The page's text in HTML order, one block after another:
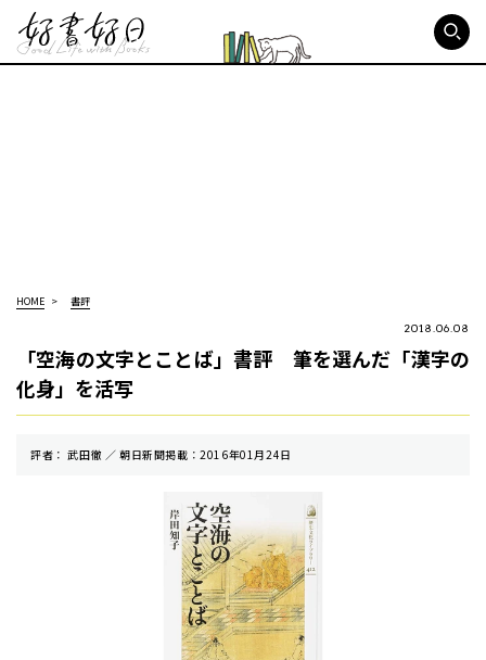
HOME 書評
2018.06.08
「空海の文字とことば」書評 筆を選んだ「漢字の
化身」を活写
評者： 武田徹 ／ 朝⽇新聞掲載：2016年01月24日